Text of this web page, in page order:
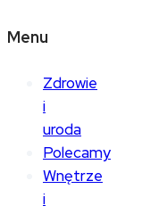
Menu
Zdrowie
i
uroda
Polecamy
Wnętrze
i